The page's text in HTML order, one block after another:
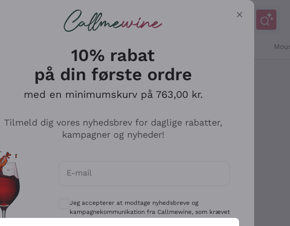
Antinori
Ca' del Bosco
Gavi
10% rabat
på din første ordre
med en minimumskurv på 763,00 kr.
Tilmeld dig vores nyhedsbrev for daglige rabatter,
kampagner og nyheder!
E-mail
Valgfrie samtykker for at modtage kommunikation og
Jeg accepterer at modtage nyhedsbreve og
kampagnekommunikation fra Callmewine, som krævet